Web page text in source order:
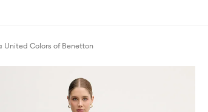
United Colors of Benetton